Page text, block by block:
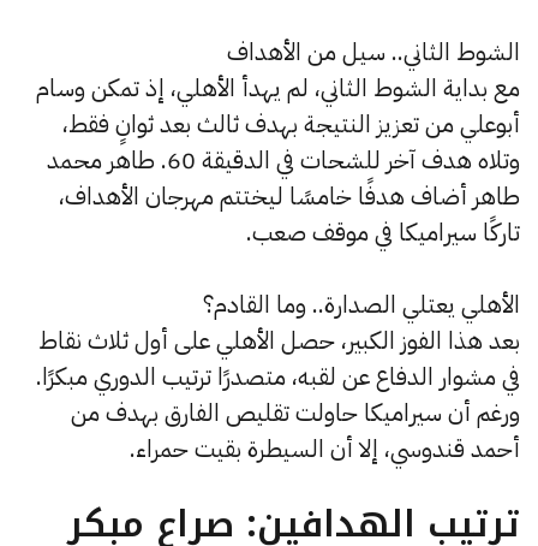
الشوط الثاني.. سيل من الأهداف
مع بداية الشوط الثاني، لم يهدأ الأهلي، إذ تمكن وسام
أبوعلي من تعزيز النتيجة بهدف ثالث بعد ثوانٍ فقط،
وتلاه هدف آخر للشحات في الدقيقة 60. طاهر محمد
طاهر أضاف هدفًا خامسًا ليختتم مهرجان الأهداف،
تاركًا سيراميكا في موقف صعب.
الأهلي يعتلي الصدارة.. وما القادم؟
بعد هذا الفوز الكبير، حصل الأهلي على أول ثلاث نقاط
في مشوار الدفاع عن لقبه، متصدرًا ترتيب الدوري مبكرًا.
ورغم أن سيراميكا حاولت تقليص الفارق بهدف من
أحمد قندوسي، إلا أن السيطرة بقيت حمراء.
ترتيب الهدافين: صراع مبكر